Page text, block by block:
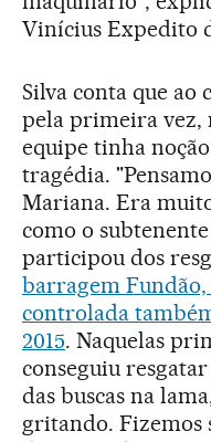
Vinícius Expedito
Silva conta que ao
pela primeira vez,
equipe tinha
tragédia.
Mariana. Era
como o
participou dos
barragem
controlada
2015. Naquelas
conseguiu
das buscas na
gritando. Fizemos